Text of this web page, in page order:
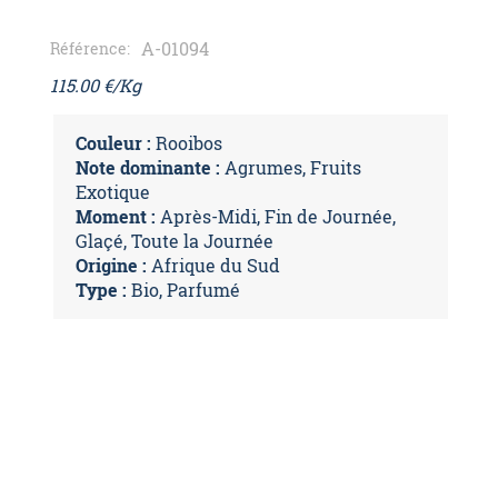
Référence: A-01094
115.00€/Kg
Couleur :Rooibos
Note dominante :Agrumes, Fruits
Exotique
Moment :Après-Midi, Fin de Journée,
Glaçé, Toute la Journée
Origine :Afrique du Sud
Type :Bio, Parfumé